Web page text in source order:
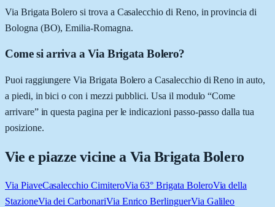
Via Brigata Bolero si trova a Casalecchio di Reno, in provincia di
Bologna (BO), Emilia-Romagna.
Come si arriva a Via Brigata Bolero?
Puoi raggiungere Via Brigata Bolero a Casalecchio di Reno in auto,
a piedi, in bici o con i mezzi pubblici. Usa il modulo “Come
arrivare” in questa pagina per le indicazioni passo-passo dalla tua
posizione.
Vie e piazze vicine a Via Brigata Bolero
Via PiaveCasalecchio CimiteroVia 63° Brigata BoleroVia della
StazioneVia dei CarbonariVia Enrico BerlinguerVia Galileo